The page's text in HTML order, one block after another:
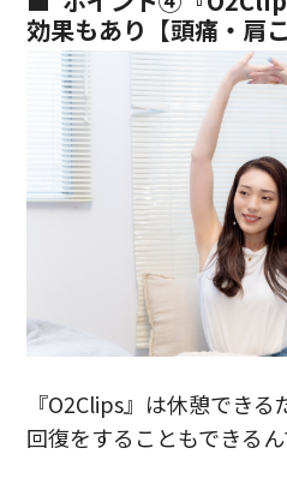
効果もあり【頭痛・肩
『O2Clips』は休憩でき
回復をすることもできるん